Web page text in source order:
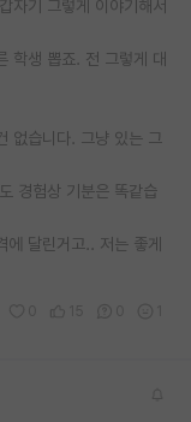
자기 그렇게 이야기해서
학생 뽑죠. 전 그렇게 대
없습니다. 그냥 있는 그
경험상 기분은 똑같습
달린거고.. 저는 좋게